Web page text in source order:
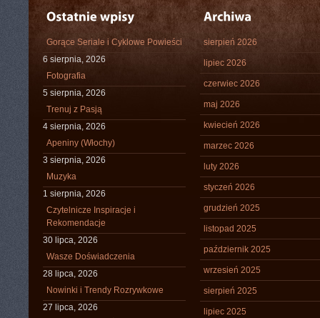
Gorące Seriale i Cyklowe Powieści
6 sierpnia, 2026
Fotografia
5 sierpnia, 2026
Trenuj z Pasją
4 sierpnia, 2026
Apeniny (Włochy)
3 sierpnia, 2026
Muzyka
1 sierpnia, 2026
Czytelnicze Inspiracje i
Rekomendacje
30 lipca, 2026
Wasze Doświadczenia
28 lipca, 2026
Nowinki i Trendy Rozrywkowe
27 lipca, 2026
sierpień 2026
lipiec 2026
czerwiec 2026
maj 2026
kwiecień 2026
marzec 2026
luty 2026
styczeń 2026
grudzień 2025
listopad 2025
październik 2025
wrzesień 2025
sierpień 2025
lipiec 2025